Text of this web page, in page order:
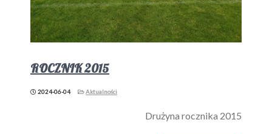
ROCZNIK 2015
2024-06-04 Aktualności
Drużyna rocznika 2015